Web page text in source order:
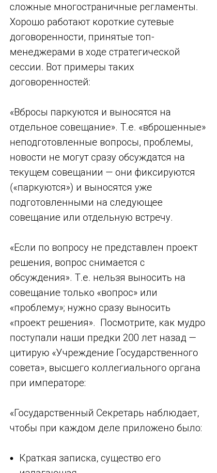
сложные многостраничные регламенты.
Хорошо работают короткие сутевые
договоренности, принятые топ-
менеджерами в ходе стратегической
сессии. Вот примеры таких
договоренностей:
«Вбросы паркуются и выносятся на
отдельное совещание». Т.е. «вброшенные»
неподготовленные вопросы, проблемы,
новости не могут сразу обсуждатся на
текущем совещании — они фиксируются
(«паркуются») и выносятся уже
подготовленными на следующее
совещание или отдельную встречу.
«Если по вопросу не представлен проект
решения, вопрос снимается с
обсуждения». Т.е. нельзя выносить на
совещание только «вопрос» или
«проблему»; нужно сразу выносить
«проект решения». Посмотрите, как мудро
поступали наши предки 200 лет назад —
цитирую «Учреждение Государственного
совета», высшего коллегиального органа
при императоре:
«Государственный Секретарь наблюдает,
чтобы при каждом деле приложено было:
Краткая записка, существо его